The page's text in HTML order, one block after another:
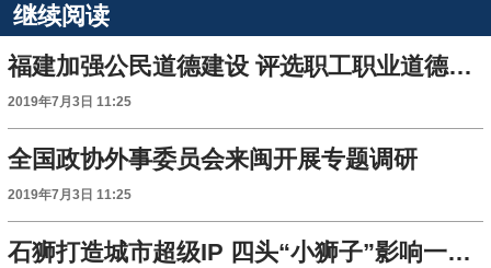
继续阅读
福建加强公民道德建设 评选职工职业道德建设标兵
2019年7月3日 11:25
全国政协外事委员会来闽开展专题调研
2019年7月3日 11:25
石狮打造城市超级IP 四头“小狮子”影响一座城